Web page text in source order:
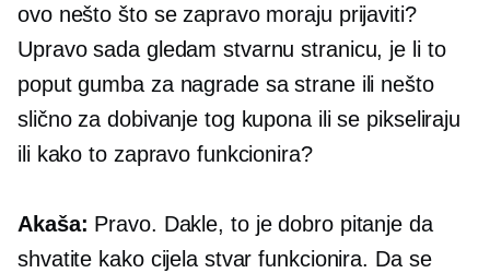
ovo nešto što se zapravo moraju prijaviti?
Upravo sada gledam stvarnu stranicu, je li to
poput gumba za nagrade sa strane ili nešto
slično za dobivanje tog kupona ili se pikseliraju
ili kako to zapravo funkcionira?
Akaša: Pravo. Dakle, to je dobro pitanje da
shvatite kako cijela stvar funkcionira. Da se